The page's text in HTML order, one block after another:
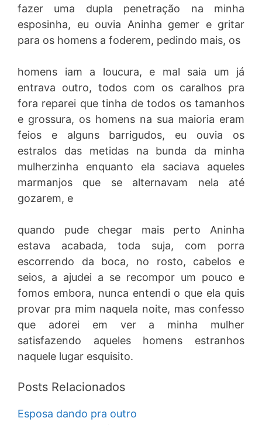
fazer uma dupla penetração na minha
esposinha, eu ouvia Aninha gemer e gritar
para os homens a foderem, pedindo mais, os
homens iam a loucura, e mal saia um já
entrava outro, todos com os caralhos pra
fora reparei que tinha de todos os tamanhos
e grossura, os homens na sua maioria eram
feios e alguns barrigudos, eu ouvia os
estralos das metidas na bunda da minha
mulherzinha enquanto ela saciava aqueles
marmanjos que se alternavam nela até
gozarem, e
quando pude chegar mais perto Aninha
estava acabada, toda suja, com porra
escorrendo da boca, no rosto, cabelos e
seios, a ajudei a se recompor um pouco e
fomos embora, nunca entendi o que ela quis
provar pra mim naquela noite, mas confesso
que adorei em ver a minha mulher
satisfazendo aqueles homens estranhos
naquele lugar esquisito.
Posts Relacionados
Esposa dando pra outro